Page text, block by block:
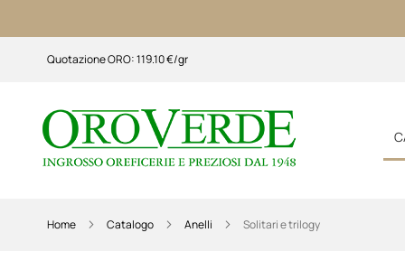
Quotazione ORO: 119.10 €/gr
Home Catalogo Anelli Solitari e trilogy